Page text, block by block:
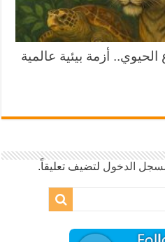
الحيوي.. أزمة بيئية عالمية
الدخول لتضيف تعليقاً.